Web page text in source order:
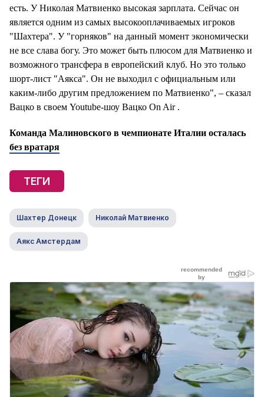
есть. У Николая Матвиенко высокая зарплата. Сейчас он
является одним из самых высокооплачиваемых игроков
"Шахтера". У "горняков" на данный момент экономически
не все слава богу. Это может быть плюсом для Матвиенко и
возможного трансфера в европейский клуб. Но это только
шорт-лист "Аякса". Он не выходил с официальным или
каким-либо другим предложением по Матвиенко", – сказал
Вацко в своем Youtube-шоу Вацко On Air .
Команда Малиновского в чемпионате Италии осталась
без вратаря
ТЕГИ
Шахтер Донецк Николай Матвиенко
Аякс Амстердам